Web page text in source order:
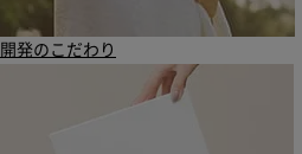
開発のこだわり